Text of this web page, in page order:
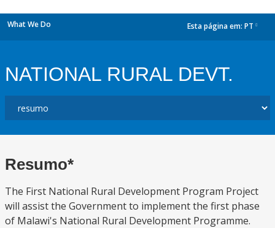
What We Do Esta página em: PT
NATIONAL RURAL DEVT.
Resumo*
The First National Rural Development Program Project
will assist the Government to implement the first phase
of Malawi's National Rural Development Programme.